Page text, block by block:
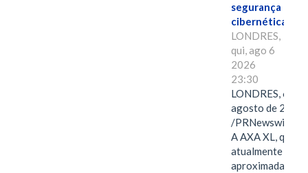
segurança
cibernética
LONDRES,
qui, ago 6
2026
23:30
LONDRES, 6 de
agosto de 2026
/PRNewswire/ --
A AXA XL, que
atualmente